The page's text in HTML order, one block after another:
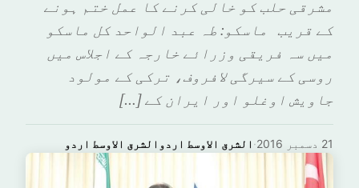
مشرقی حلب کو خالی کرنے کا عمل ختم ہونے
کے قریب ماسکو: طہ عبد الواحد کل ماسکو
میں سہ فریقی وزرائے خارجہ کے اجلاس میں
روسی کے سیرگی لافروف، ترکی کے مولود
جاویش اوغلو اور ایران کے […]
الشرق الاوسط اردوالشرق الاوسط اردو · 21 دسمبر 2016